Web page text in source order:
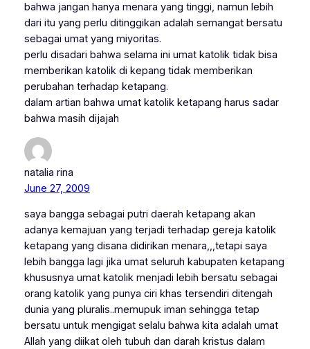
bahwa jangan hanya menara yang tinggi, namun lebih
dari itu yang perlu ditinggikan adalah semangat bersatu
sebagai umat yang miyoritas.
perlu disadari bahwa selama ini umat katolik tidak bisa
memberikan katolik di kepang tidak memberikan
perubahan terhadap ketapang.
dalam artian bahwa umat katolik ketapang harus sadar
bahwa masih dijajah
natalia rina
June 27, 2009
saya bangga sebagai putri daerah ketapang akan
adanya kemajuan yang terjadi terhadap gereja katolik
ketapang yang disana didirikan menara,,,tetapi saya
lebih bangga lagi jika umat seluruh kabupaten ketapang
khususnya umat katolik menjadi lebih bersatu sebagai
orang katolik yang punya ciri khas tersendiri ditengah
dunia yang pluralis..memupuk iman sehingga tetap
bersatu untuk mengigat selalu bahwa kita adalah umat
Allah yang diikat oleh tubuh dan darah kristus dalam